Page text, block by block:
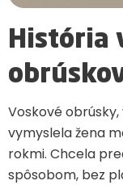
História
Voskové
vymyslela žena
rokmi. Chcela
spôsobom, bez